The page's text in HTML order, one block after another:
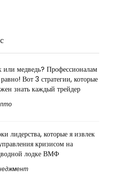
или медведь? Профессионалам
Вот 3 стратегии, которые
знать каждый трейдер
лидерства, которые я извлек
кризисом на
лодке ВМФ